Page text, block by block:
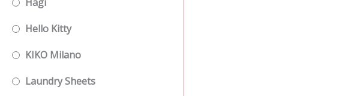
Hello Kitty
KIKO Milano
Laundry Sheets